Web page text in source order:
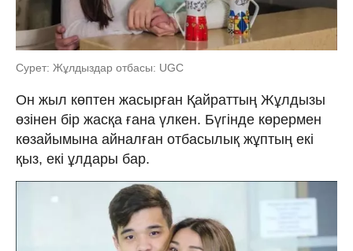
Сурет: Жұлдыздар отбасы: UGC
Он жыл көптен жасырған Қайраттың Жұлдызы
өзінен бір жасқа ғана үлкен. Бүгінде көрермен
көзайымына айналған отбасылық жұптың екі
қыз, екі ұлдары бар.